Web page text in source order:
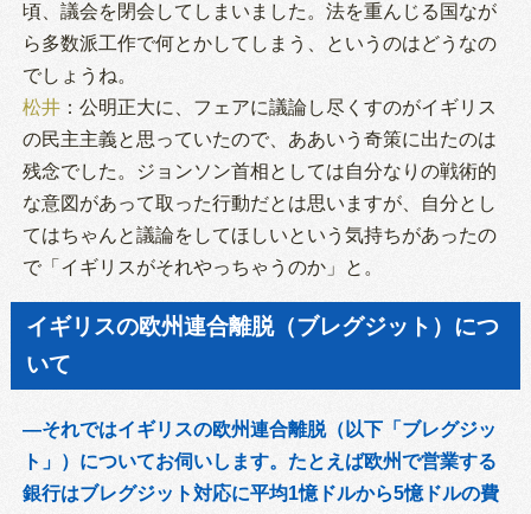
頃、議会を閉会してしまいました。法を重んじる国なが
ら多数派工作で何とかしてしまう、というのはどうなの
でしょうね。
松井：公明正大に、フェアに議論し尽くすのがイギリス
の民主主義と思っていたので、ああいう奇策に出たのは
残念でした。ジョンソン首相としては自分なりの戦術的
な意図があって取った行動だとは思いますが、自分とし
てはちゃんと議論をしてほしいという気持ちがあったの
で「イギリスがそれやっちゃうのか」と。
イギリスの欧州連合離脱（ブレグジット）につ
いて
―それではイギリスの欧州連合離脱（以下「ブレグジッ
ト」）についてお伺いします。たとえば欧州で営業する
銀行はブレグジット対応に平均1憶ドルから5憶ドルの費